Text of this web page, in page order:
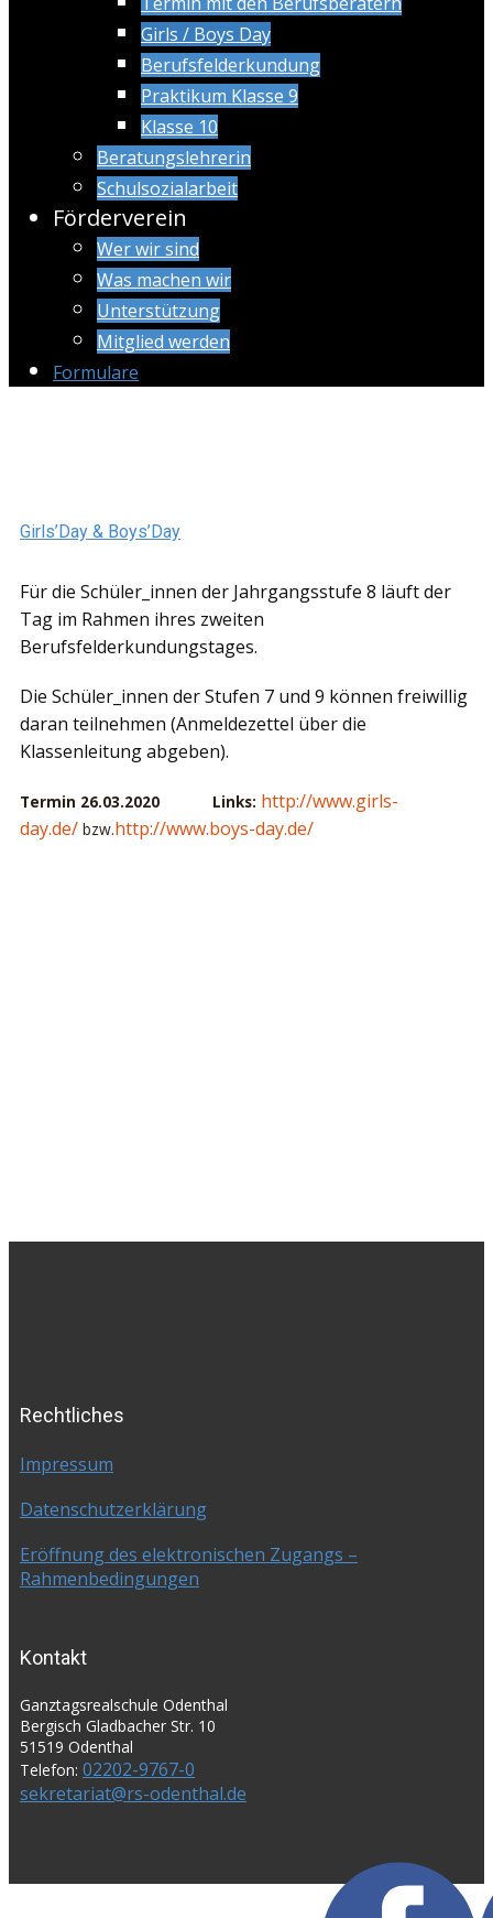
Girls / Boys Day
Berufsfelderkundung
Praktikum Klasse 9
Klasse 10
Beratungslehrerin
Schulsozialarbeit
Förderverein
Wer wir sind
Was machen wir
Unterstützung
Mitglied werden
Formulare
Girls’Day & Boys’Day
Für die Schüler_innen der Jahrgangsstufe 8 läuft der
Tag im Rahmen ihres zweiten
Berufsfelderkundungstages.
Die Schüler_innen der Stufen 7 und 9 können freiwillig
daran teilnehmen (Anmeldezettel über die
Klassenleitung abgeben).
Termin 26.03.2020 Links: http://www.girls-
day.de/ bzw.http://www.boys-day.de/
Rechtliches
Impressum
Datenschutzerklärung
Eröffnung des elektronischen Zugangs –
Rahmenbedingungen
Kontakt
Ganztagsrealschule Odenthal
Bergisch Gladbacher Str. 10
51519 Odenthal
Telefon: 02202-9767-0
sekretariat@rs-odenthal.de